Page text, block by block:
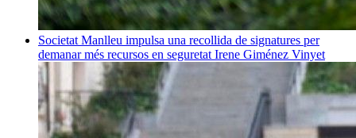
Societat Manlleu impulsa una recollida de signatures per
demanar més recursos en seguretat Irene Giménez Vinyet